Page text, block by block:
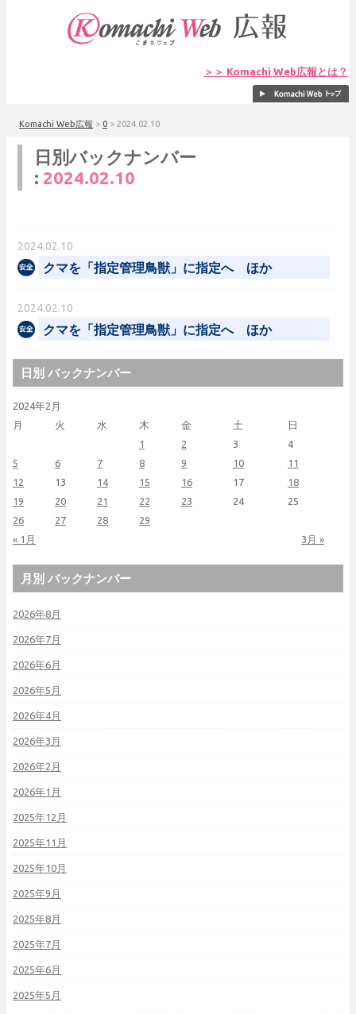
＞＞ Komachi Web広報とは？
Komachi Web広報 > 0 > 2024.02.10
日別バックナンバー
: 2024.02.10
2024.02.10
クマを「指定管理鳥獣」に指定へ ほか
2024.02.10
クマを「指定管理鳥獣」に指定へ ほか
日別 バックナンバー
2024年2月
月
火 水 木 金 土 日
« 1月 3月 »
1 2 3
4
5
6 7 8 9 10
11
12
13 14 15 16 17
18
19
20 21 22 23 24
25
26
27 28 29
月別 バックナンバー
2026年8月
2026年7月
2026年6月
2026年5月
2026年4月
2026年3月
2026年2月
2026年1月
2025年12月
2025年11月
2025年10月
2025年9月
2025年8月
2025年7月
2025年6月
2025年5月